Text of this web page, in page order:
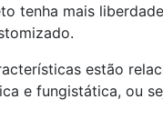
tenha mais
estão
e fungistática, ou